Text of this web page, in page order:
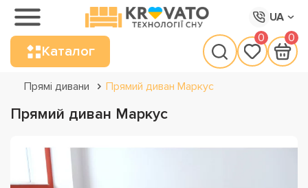
UA
Каталог
0 0
Прямі дивани Прямий диван Маркус
Прямий диван Маркус